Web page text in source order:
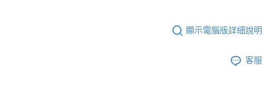
顯示電腦版詳細說明
客服